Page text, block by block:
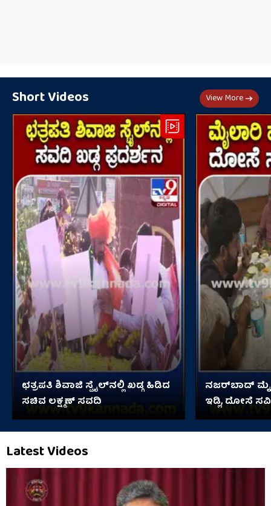
Short Videos View More
ಛತ್ರಪತಿ ಶಿವಾಜಿ ಸ್ಟೈಲ್​ನಲ್ಲಿ ಖಡ್ಗ ಹಿಡಿದ
ಸಚಿವ ಲಕ್ಷ್ಮಣ್ ಸವದಿ
ನಜರ್‌ಬಾದ್
ಇಡ್ಲಿ, ದೋಸೆ
Latest Videos